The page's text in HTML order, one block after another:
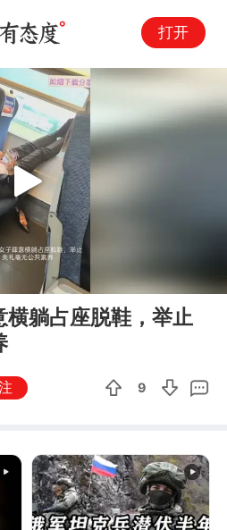
打开
00:15
Play
横躺占座脱鞋，举止
9